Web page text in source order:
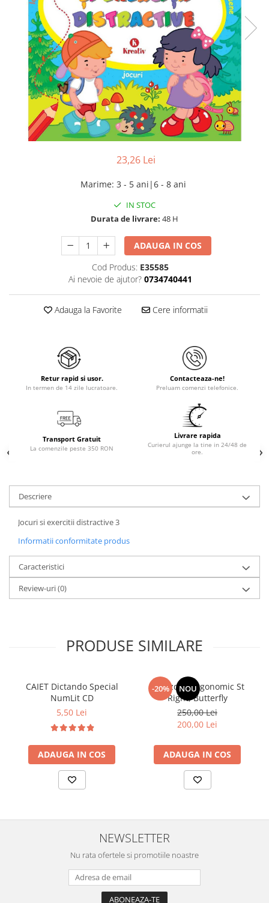
23,26 Lei
Marime: 3 - 5 ani|6 - 8 ani
IN STOC
Durata de livrare: 48 H
ADAUGA IN COS
Cod Produs: E35585
Ai nevoie de ajutor? 0734740441
Adauga la Favorite Cere informatii
Retur rapid si usor.
In termen de 14 zile lucratoare.
Contacteaza-ne!
Preluam comenzi telefonice.
Transport Gratuit
La comenzile peste 350 RON
Livrare rapida
Curierul ajunge la tine in 24/48 de
ore.
Descriere
Jocuri si exercitii distractive 3
Informatii conformitate produs
Caracteristici
Review-uri(0)
PRODUSE SIMILARE
CAIET Dictando Special
NumLit CD
5,50 Lei
ADAUGA IN COS
-20% NOU
Ghiozdan ergonomic St
Right, Butterfly
250,00 Lei
200,00 Lei
ADAUGA IN COS
NEWSLETTER
Nu rata ofertele si promotiile noastre